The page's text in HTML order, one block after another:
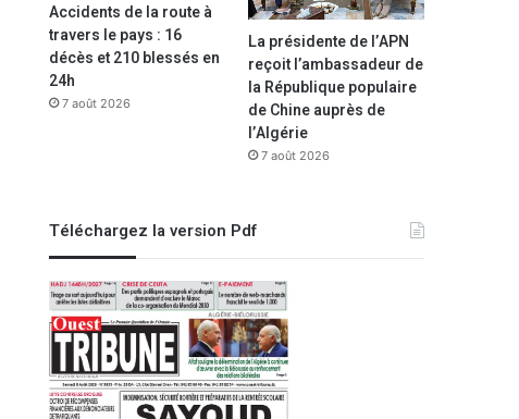
Accidents de la route à
travers le pays : 16
décès et 210 blessés en
24h
7 août 2026
La présidente de l’APN
reçoit l’ambassadeur de
la République populaire
de Chine auprès de
l’Algérie
7 août 2026
Téléchargez la version Pdf